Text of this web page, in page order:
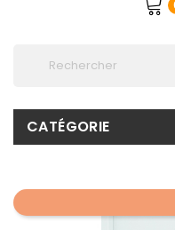
CATÉGORIE
Promo !